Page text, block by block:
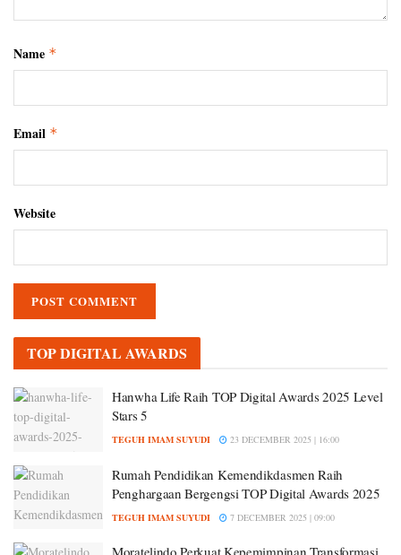
Name *
Email *
Website
TOP DIGITAL AWARDS
Hanwha Life Raih TOP Digital Awards 2025 Level
Stars 5
TEGUH IMAM SUYUDI 23 DECEMBER 2025 | 16:00
Rumah Pendidikan Kemendikdasmen Raih
Penghargaan Bergengsi TOP Digital Awards 2025
TEGUH IMAM SUYUDI 7 DECEMBER 2025 | 09:00